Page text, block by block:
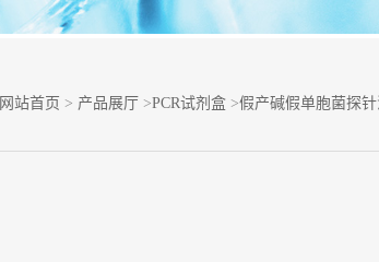
网站首页 > 产品展厅 >PCR试剂盒 >假产碱假单胞菌探针